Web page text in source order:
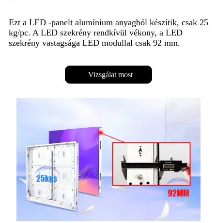
Ezt a LED -panelt alumínium anyagból készítik, csak 25
kg/pc. A LED szekrény rendkívül vékony, a LED
szekrény vastagsága LED modullal csak 92 mm.
Vizsgálat most